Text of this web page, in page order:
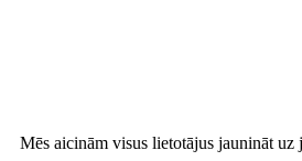
Mēs aicinām visus lietotājus jaunināt